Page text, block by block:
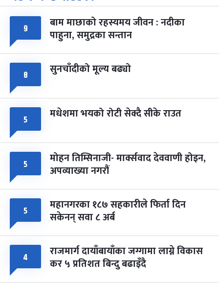
आइत चैत्र ७, २०८३ Mar 21, 2027
८ फागुपूर्णिमा
चैत्र ८, २०८३-Mar 22, 2027
७ महिना बाँकी
९ बाम माछाको रहस्यमय जीवन : नदीका
पाहुना, समुद्रका सन्तान
८ सुनचाँदीको मूल्य बढ्यो
५ मधेशमा भयको रोटी सेक्दै सीके राउत
५ मोहन तिम्सिनाजी- मार्क्सवाद देववाणी होइन,
अपव्याख्या नगरौं
५ महानगरका १८७ सहकारीले फिर्ता दिन
सकेनन् सवा ८ अर्ब
४ राजमार्ग दायाँबायाँका जग्गामा लाग्ने विकास
कर ५ प्रतिशत बिन्दु बढाइँदै